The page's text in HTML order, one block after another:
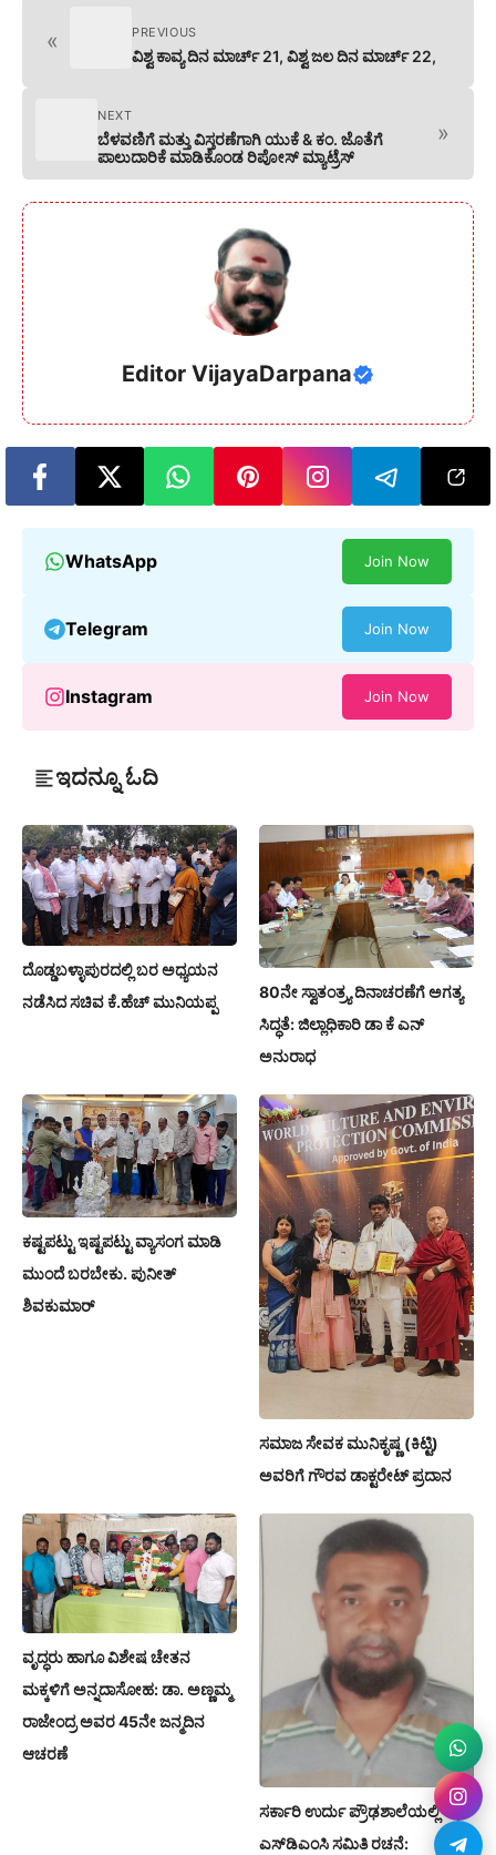
« PREVIOUS
ವಿಶ್ವ ಕಾವ್ಯ ದಿನ ಮಾರ್ಚ್ 21, ವಿಶ್ವ ಜಲ ದಿನ ಮಾರ್ಚ್ 22,
NEXT
ಬೆಳವಣಿಗೆ ಮತ್ತು ವಿಸ್ತರಣೆಗಾಗಿ ಯುಕೆ & ಕಂ. ಜೊತೆಗೆ
ಪಾಲುದಾರಿಕೆ ಮಾಡಿಕೊಂಡ ರಿಪೋಸ್ ಮ್ಯಾಟ್ರೆಸ್
»
Editor VijayaDarpana
WhatsApp Join Now
Telegram Join Now
Instagram Join Now
ಇದನ್ನೂ ಓದಿ
ದೊಡ್ಡಬಳ್ಳಾಪುರದಲ್ಲಿ ಬರ ಅಧ್ಯಯನ
ನಡೆಸಿದ ಸಚಿವ ಕೆ.ಹೆಚ್ ಮುನಿಯಪ್ಪ
80ನೇ ಸ್ವಾತಂತ್ರ್ಯ ದಿನಾಚರಣೆಗೆ ಅಗತ್ಯ
ಸಿದ್ಧತೆ: ಜಿಲ್ಲಾಧಿಕಾರಿ ಡಾ ಕೆ ಎನ್
ಅನುರಾಧ
ಕಷ್ಟಪಟ್ಟು ಇಷ್ಟಪಟ್ಟು ವ್ಯಾಸಂಗ ಮಾಡಿ
ಮುಂದೆ ಬರಬೇಕು. ಪುನೀತ್
ಶಿವಕುಮಾರ್
ಸಮಾಜ ಸೇವಕ ಮುನಿಕೃಷ್ಣ (ಕಿಟ್ಟಿ)
ಅವರಿಗೆ ಗೌರವ ಡಾಕ್ಟರೇಟ್ ಪ್ರದಾನ
ವೃದ್ಧರು ಹಾಗೂ ವಿಶೇಷ ಚೇತನ
ಮಕ್ಕಳಿಗೆ ಅನ್ನದಾಸೋಹ: ಡಾ. ಅಣ್ಣಮ್ಮ
ರಾಜೇಂದ್ರ ಅವರ 45ನೇ ಜನ್ಮದಿನ
ಆಚರಣೆ
ಸರ್ಕಾರಿ ಉರ್ದು ಪ್ರೌಢಶಾಲೆಯಲ್ಲಿ
ಎಸ್‌ಡಿಎಂಸಿ ಸಮಿತಿ ರಚನೆ: